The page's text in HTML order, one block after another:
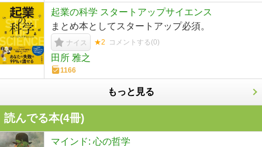
起業の科学 スタートアップサイエンス
まとめ本としてスタートアップ必須。
ナイス ★2 コメントする(0)
田所 雅之
1166
もっと見る
読んでる本(4冊)
マインド: 心の哲学